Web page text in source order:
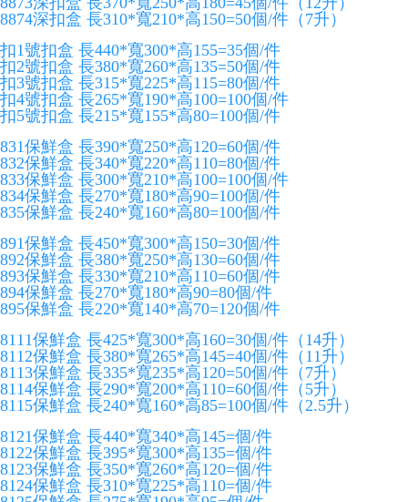
8874深扣盒 長310*寬210*高150=50個/件（7升）
扣1號扣盒 長440*寬300*高155=35個/件
扣2號扣盒 長380*寬260*高135=50個/件
扣3號扣盒 長315*寬225*高115=80個/件
扣4號扣盒 長265*寬190*高100=100個/件
扣5號扣盒 長215*寬155*高80=100個/件
831保鮮盒 長390*寬250*高120=60個/件
832保鮮盒 長340*寬220*高110=80個/件
833保鮮盒 長300*寬210*高100=100個/件
834保鮮盒 長270*寬180*高90=100個/件
835保鮮盒 長240*寬160*高80=100個/件
891保鮮盒 長450*寬300*高150=30個/件
892保鮮盒 長380*寬250*高130=60個/件
893保鮮盒 長330*寬210*高110=60個/件
894保鮮盒 長270*寬180*高90=80個/件
895保鮮盒 長220*寬140*高70=120個/件
8111保鮮盒 長425*寬300*高160=30個/件（14升）
8112保鮮盒 長380*寬265*高145=40個/件（11升）
8113保鮮盒 長335*寬235*高120=50個/件（7升）
8114保鮮盒 長290*寬200*高110=60個/件（5升）
8115保鮮盒 長240*寬160*高85=100個/件（2.5升）
8121保鮮盒 長440*寬340*高145=個/件
8122保鮮盒 長395*寬300*高135=個/件
8123保鮮盒 長350*寬260*高120=個/件
8124保鮮盒 長310*寬225*高110=個/件